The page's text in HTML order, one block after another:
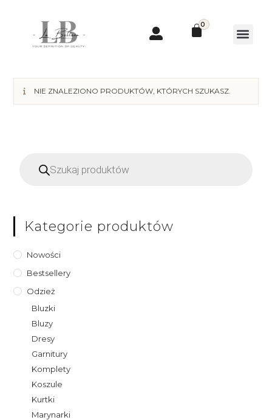
0
NIE ZNALEZIONO PRODUKTÓW, KTÓRYCH SZUKASZ.
Kategorie produktów
Nowości
Bestsellery
Odzież
Bluzki
Bluzy
Dresy
Garnitury
Komplety
Koszule
Kurtki
Marynarki